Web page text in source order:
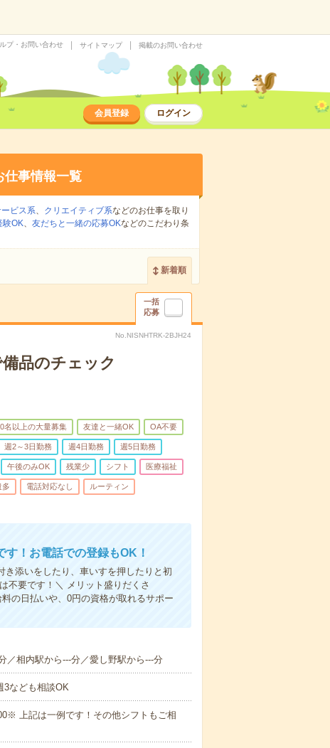
プ・お問い合わせ サイトマップ 掲載のお問い合わせ
会員登録 ログイン
仕事情報一覧
ビス系、 クリエイティブ系などのお仕事を取り
験OK、 友だちと一緒の応募OKなどのこだわり条
新着順
一括
応募
No.NISNHTRK-2BJH24
品のチェック
名以上の大量募集 友達と一緒OK OA不要
週2～3日勤務 週4日勤務 週5日勤務
午後のみOK 残業少 シフト 医療福祉
多 電話対応なし ルーティン
！お電話での登録もOK！
添いをしたり、車いすを押したりと初
不要です！＼ メリット盛りだくさ
の日払いや、0円の資格が取れるサポー
／相内駅から---分／愛し野駅から---分
なども相談OK
上記は一例です！その他シフトもご相